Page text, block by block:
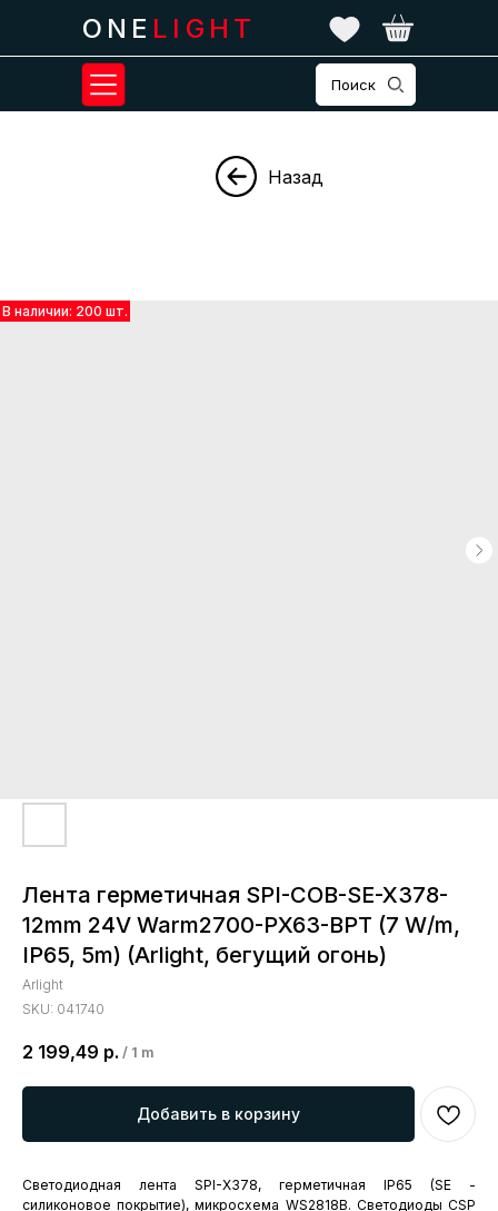
Поиск
ONE LIGHT
Назад
Лента герметичная SPI-COB-SE-X378-
12mm 24V Warm2700-PX63-BPT (7 W/m,
IP65, 5m) (Arlight, бегущий огонь)
Arlight
SKU: 041740
2 199,49 р. / 1 m
Добавить в корзину
Светодиодная лента SPI-X378, герметичная IP65 (SE -
силиконовое покрытие), микросхема WS2818B. Светодиоды CSP